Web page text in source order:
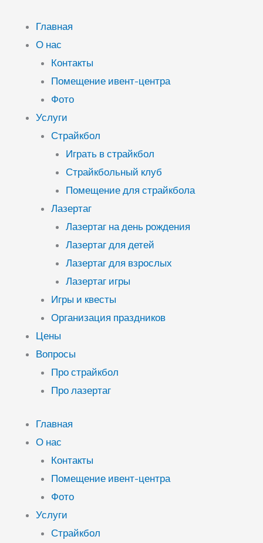
содержимому
Главная
О нас
Контакты
Помещение ивент-центра
Фото
Услуги
Страйкбол
Играть в страйкбол
Страйкбольный клуб
Помещение для страйкбола
Лазертаг
Лазертаг на день рождения
Лазертаг для детей
Лазертаг для взрослых
Лазертаг игры
Игры и квесты
Организация праздников
Цены
Вопросы
Про страйкбол
Про лазертаг
Главная
О нас
Контакты
Помещение ивент-центра
Фото
Услуги
Страйкбол